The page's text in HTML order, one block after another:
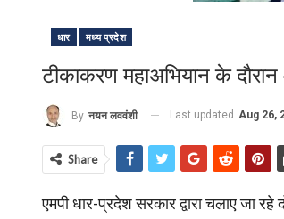
धार मध्य प्रदेश
टीकाकरण महाअभियान के
By नयन लववंशी Last updated Aug 26,
Share
एमपी धार-प्रदेश सरकार द्वारा चलाए जा